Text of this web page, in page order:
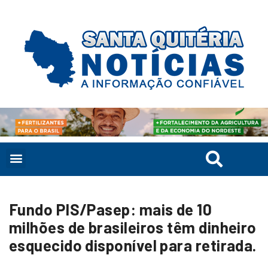
Fundo PIS/Pasep: mais de 10
milhões de brasileiros têm dinheiro
esquecido disponível para retirada.